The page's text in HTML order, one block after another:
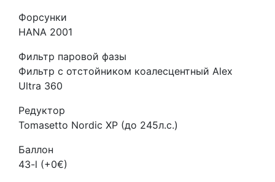
Форсунки
HANA 2001
Фильтр паровой фазы
Фильтр с отстойником коалесцентный Alex
Ultra 360
Редуктор
Tomasetto Nordic XP (до 245л.с.)
Баллон
43-l (+0€)